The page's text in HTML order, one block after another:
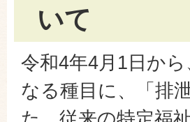
いて
令和4年4月1日か
なる種目に、「排